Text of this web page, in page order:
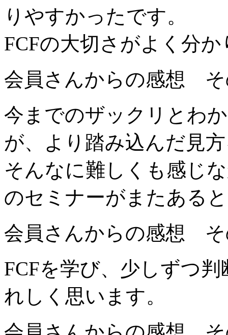
りやすかったです。
FCFの大切さがよく分
会員さんからの感想
今までのザックリとわ
が、
より踏み込んだ見
そんなに難しくも感じ
のセ ミナーがまたある
会員さんからの感想
FCFを学び、少しずつ
れ しく思います。